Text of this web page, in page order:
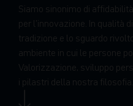
Siamo sinonimo di
per l’innovazione. In qualità
tradizione e lo sguardo
ambiente in cui le persone
Valorizzazione, sviluppo
i pilastri della nostra filosofia.